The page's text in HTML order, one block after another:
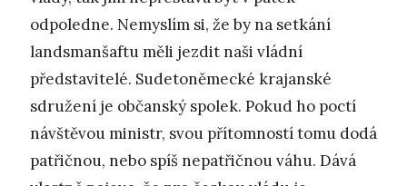
odpoledne. Nemyslím si, že by na setkání
landsmanšaftu měli jezdit naši vládní
představitelé. Sudetoněmecké krajanské
sdružení je občanský spolek. Pokud ho poctí
návštěvou ministr, svou přítomností tomu dodá
patřičnou, nebo spíš nepatřičnou váhu. Dává